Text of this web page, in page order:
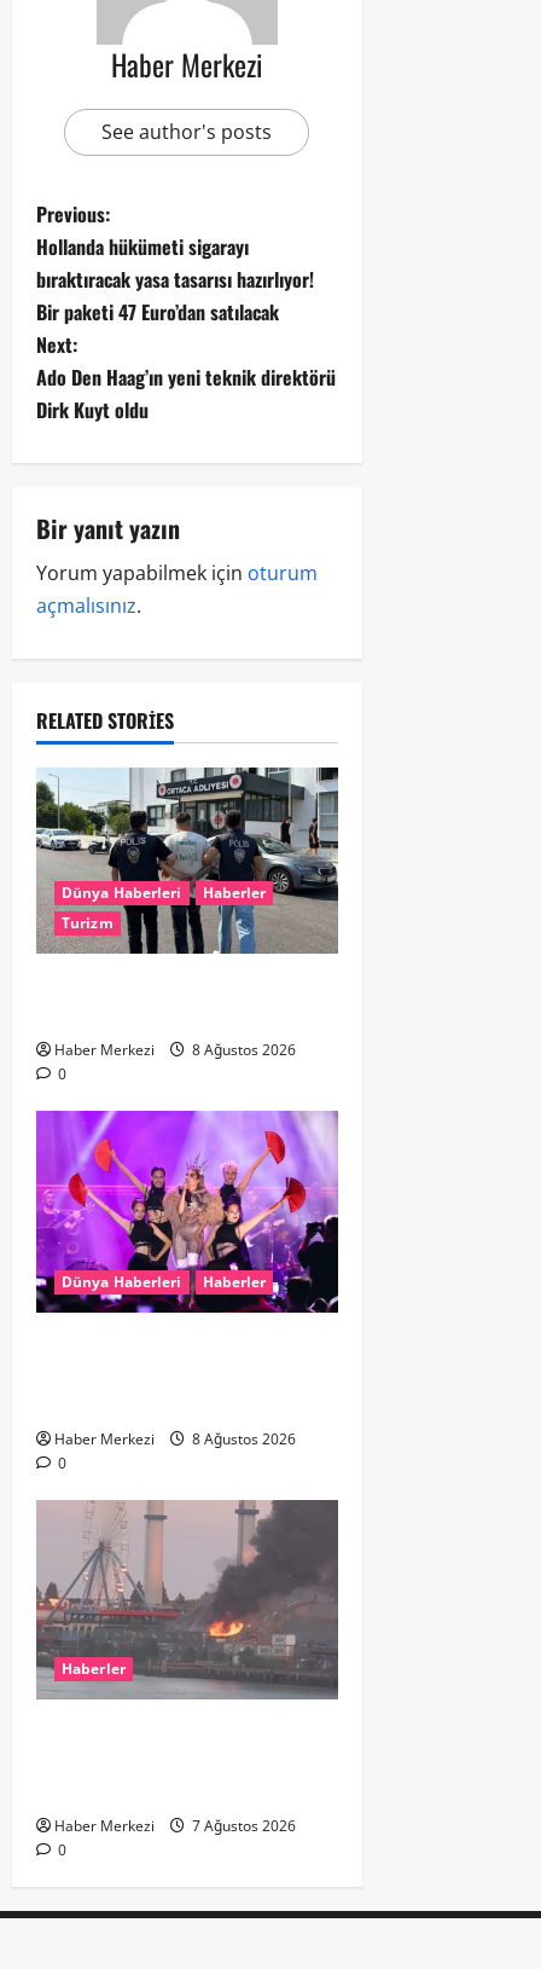
Haber Merkezi
See author's posts
Previous:
Hollanda hükümeti sigarayı
bıraktıracak yasa tasarısı hazırlıyor!
Bir paketi 47 Euro’dan satılacak
Next:
Ado Den Haag’ın yeni teknik direktörü
Dirk Kuyt oldu
Bir yanıt yazın
Yorum yapabilmek için oturum
açmalısınız.
RELATED STORIES
Dünya Haberleri
Haberler
Turizm
Haber Merkezi
8 Ağustos 2026
0
Dünya Haberleri Haberler
Haber Merkezi
8 Ağustos 2026
0
Haberler
Haber Merkezi
7 Ağustos 2026
0